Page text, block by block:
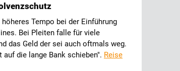
Tempo bei der Einführung
Bei Pleiten falle für viele
das Geld der sei auch oftmals weg.
die lange Bank schieben". Reise